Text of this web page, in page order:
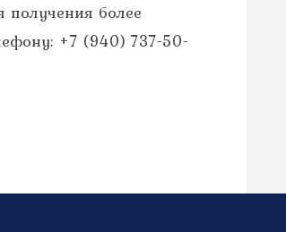
более
+7 (940) 737-50-